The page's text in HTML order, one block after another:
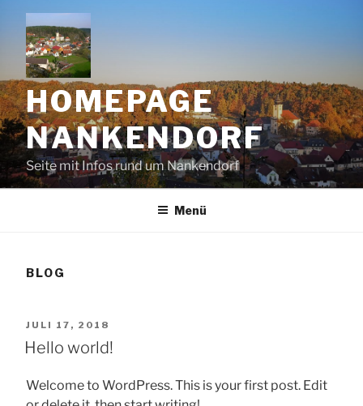
Inhalt
springen
HOMEPAGE
NANKENDORF
Seite mit Infos rund um Nankendorf
Menü
BLOG
VERÖFFENTLICHT
AM
JULI 17, 2018
Hello world!
Welcome to WordPress. This is your first post. Edit